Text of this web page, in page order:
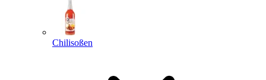
Chilisoßen